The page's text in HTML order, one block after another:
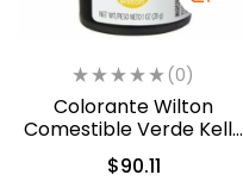
(0)
Colorante Wilton
Comestible Verde Kelly
28.3gr. (04-0-0046)
$90.11